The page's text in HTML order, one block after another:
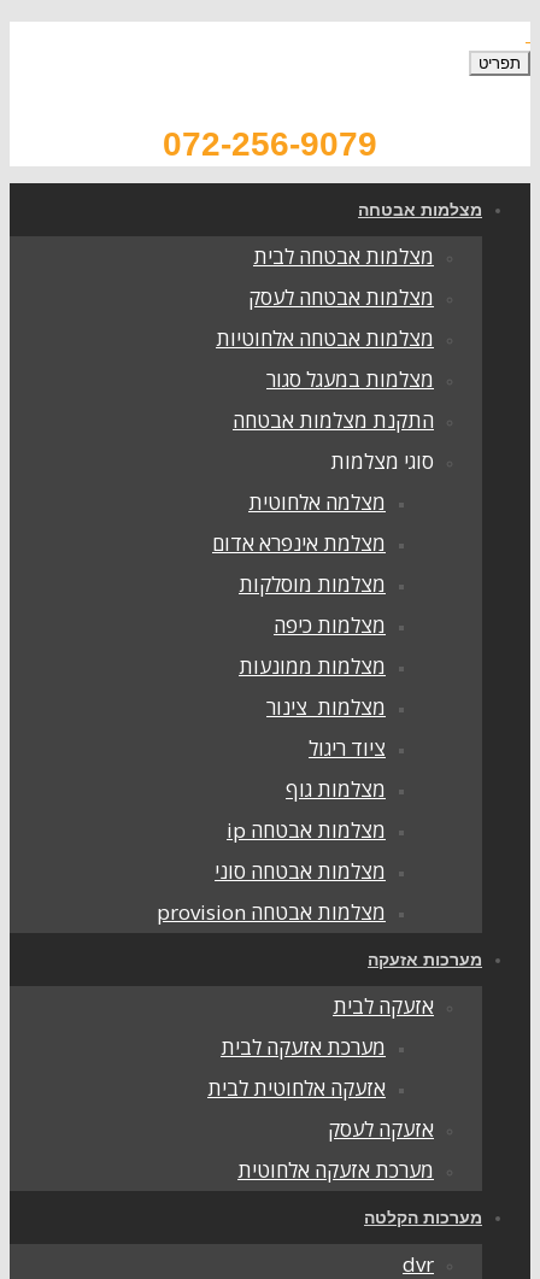
תפריט
072-256-9079
מצלמות אבטחה
מצלמות אבטחה לבית
מצלמות אבטחה לעסק
מצלמות אבטחה אלחוטיות
מצלמות במעגל סגור
התקנת מצלמות אבטחה
סוגי מצלמות
מצלמה אלחוטית
מצלמת אינפרא אדום
מצלמות מוסלקות
מצלמות כיפה
מצלמות ממונעות
מצלמות צינור
ציוד ריגול
מצלמות גוף
מצלמות אבטחה ip
מצלמות אבטחה סוני
מצלמות אבטחה provision
מערכות אזעקה
אזעקה לבית
מערכת אזעקה לבית
אזעקה אלחוטית לבית
אזעקה לעסק
מערכת אזעקה אלחוטית
מערכות הקלטה
dvr